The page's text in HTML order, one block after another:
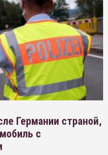
Германии страной,
с